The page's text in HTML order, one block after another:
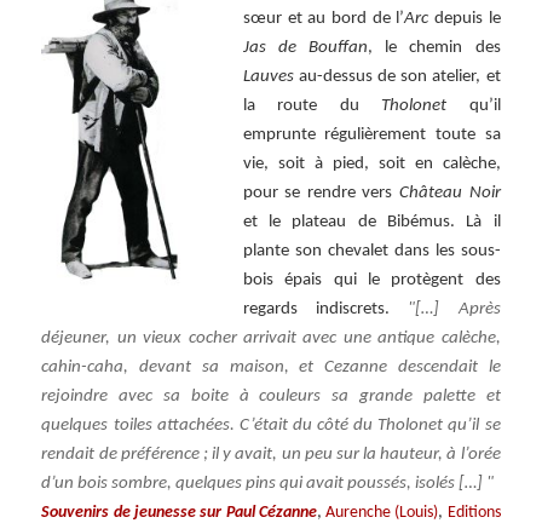
sœur et au bord de l’Arc depuis le
Jas de Bouffan, le chemin des
Lauvesau-dessus de son atelier, et
la route duTholonet qu’il
emprunte régulièrement toute sa
vie, soit à pied, soit en calèche,
pour se rendre versChâteau Noir
et le plateau de Bibémus. Là il
plante son chevalet dans les sous-
bois épais qui le protègent des
regards indiscrets.
[…] Après
déjeuner, un vieux cocher arrivait avec une antique calèche,
cahin-caha, devant sa maison, et Cezanne descendait le
rejoindre avec sa boite à couleurs sa grande palette et
quelques toiles attachées. C’était du côté du Tholonet qu’il se
rendait de préférence ; il y avait, un peu sur la hauteur, à l’orée
d’un bois sombre, quelques pins qui avait poussés, isolés […]
Souvenirs de jeunesse sur Paul Cézanne,Aurenche (Louis), Editions